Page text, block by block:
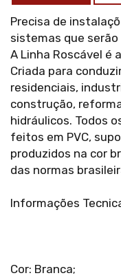
Precisa de
sistemas que
A Linha Roscável é
Criada para
residenciais,
construção,
hidráulicos. Todos
feitos em PVC,
produzidos na cor
das normas
Informações
Cor: Branca;